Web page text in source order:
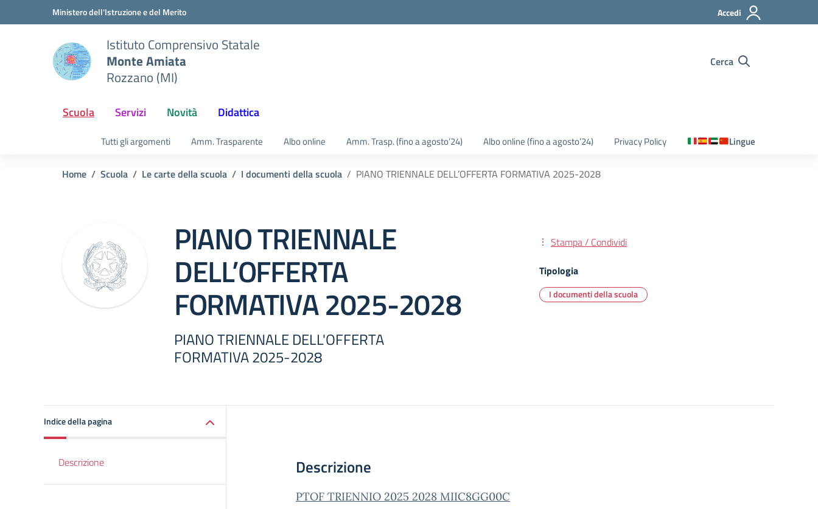
Vai ai contenuti
Vai al menu di navigazioneMinistero dell'Istruzione e del Merito Accedi
Istituto Comprensivo Statale
Monte Amiata
Rozzano (MI)
Cerca
Scuola Servizi Novità Didattica
Tutti gli argomenti Amm. Trasparente Albo online Amm. Trasp. (fino a agosto’24) Albo online (fino a agosto’24) Privacy Policy Lingue
Home Scuola Le carte della scuola I documenti della scuola PIANO TRIENNALE DELL’OFFERTA FORMATIVA 2025-2028
PIANO TRIENNALE
DELL’OFFERTA
FORMATIVA 2025-2028
PIANO TRIENNALE DELL'OFFERTA
FORMATIVA 2025-2028
Stampa / Condividi
Tipologia
I documenti della scuola
Indice della pagina
Descrizione Descrizione
PTOF TRIENNIO 2025 2028 MIIC8GG00C